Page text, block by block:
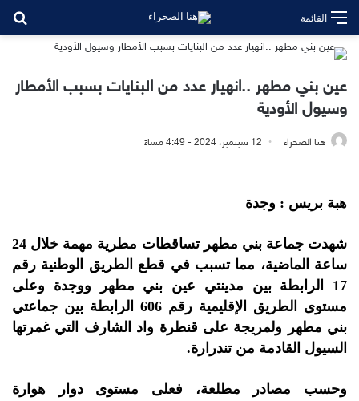
القائمة
عين بني مطهر ..انهيار عدد من البنايات بسبب الأمطار
وسيول الأودية
هنا الصحراء 12 سبتمبر، 2024 - 4:49 مساءً
هبة بريس : وجدة
شهدت جماعة بني مطهر تساقطات مطرية مهمة خلال 24
ساعة الماضية، مما تسبب في قطع الطريق الوطنية رقم
17 الرابطة بين مدينتي عين بني مطهر ووجدة وعلى
مستوى الطريق الإقليمية رقم 606 الرابطة بين جماعتي
بني مطهر ولمريجة على قنطرة واد الشارف التي غمرتها
السيول القادمة من تندرارة.
وحسب مصادر مطلعة، فعلى مستوى دوار هوارة